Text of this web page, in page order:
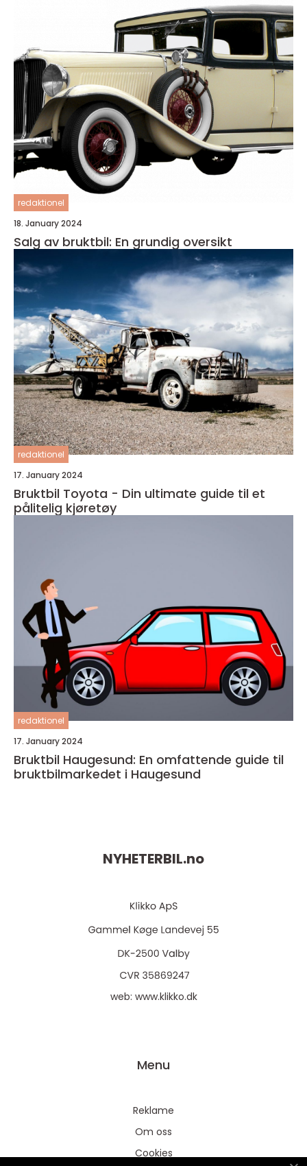
redaktionel
18. January 2024
Salg av bruktbil: En grundig oversikt
redaktionel
17. January 2024
Bruktbil Toyota - Din ultimate guide til et
pålitelig kjøretøy
redaktionel
17. January 2024
Bruktbil Haugesund: En omfattende guide til
bruktbilmarkedet i Haugesund
NYHETERBIL.no
web: www.klikko.dk
Menu
Reklame
Om oss
Cookies